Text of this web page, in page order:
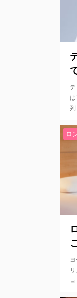
列
ロ